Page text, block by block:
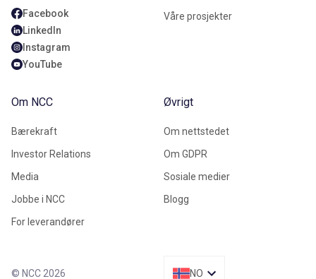
Facebook
LinkedIn
Instagram
YouTube
Våre prosjekter
Om NCC
Bærekraft
Investor Relations
Media
Jobbe i NCC
For leverandører
Øvrigt
Om nettstedet
Om GDPR
Sosiale medier
Blogg
© NCC 2026 NO